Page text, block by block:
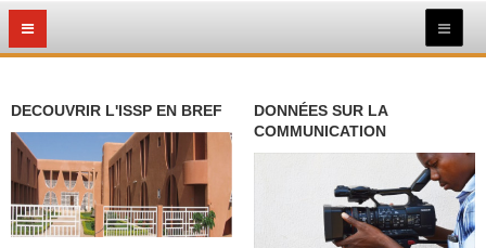
DECOUVRIR L'ISSP EN BREF
DONNÉES SUR LA
COMMUNICATION